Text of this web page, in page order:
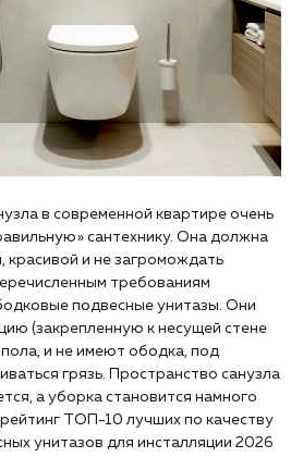
в современной квартире очень
сантехнику. Она должна
красивой и не загромождать
требованиям
подвесные унитазы. Они
(закрепленную к несущей стене
пола, и не имеют ободка, под
грязь. Пространство санузла
а уборка становится намного
ТОП-10 лучших по качеству
унитазов для инсталляции 2026